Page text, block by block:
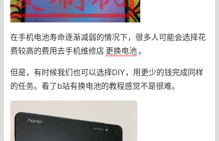
在手机电池寿命逐渐减弱的情况下，很多人可能会选择花
费较高的费用去手机维修店 更换电池。
但是，有时候我们也可以选择DIY，用更少的钱完成同样
的任务。看了b站有换电池的教程感觉不是很难。